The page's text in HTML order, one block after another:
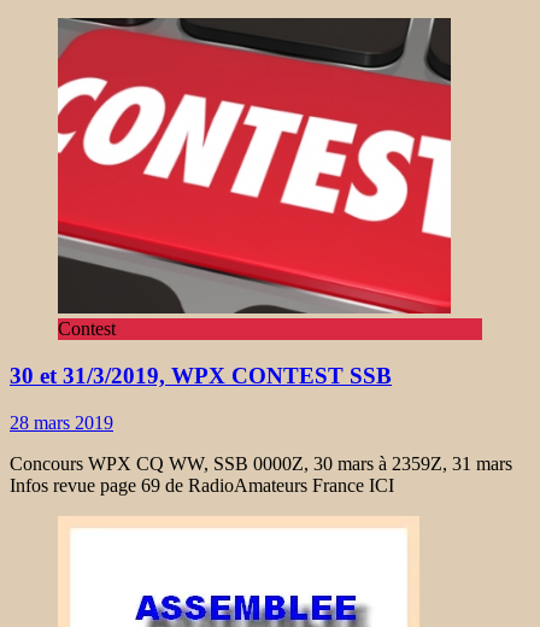
Contest
30 et 31/3/2019, WPX CONTEST SSB
28 mars 2019
Concours WPX CQ WW, SSB 0000Z, 30 mars à 2359Z, 31 mars
Infos revue page 69 de RadioAmateurs France ICI